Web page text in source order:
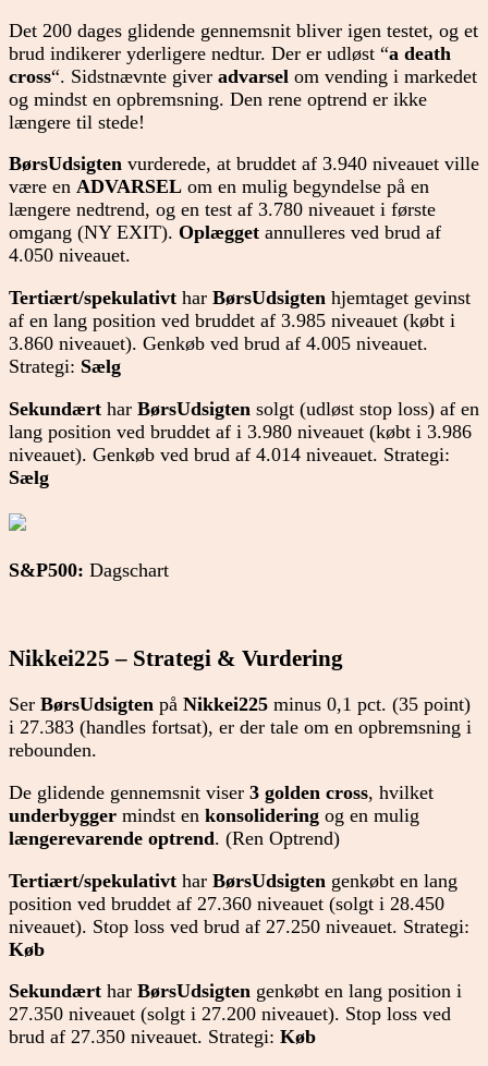
Det 200 dages glidende gennemsnit bliver igen testet, og et
brud indikerer yderligere nedtur. Der er udløst “a death
cross“. Sidstnævnte giver advarsel om vending i markedet
og mindst en opbremsning. Den rene optrend er ikke
længere til stede!
BørsUdsigten vurderede, at bruddet af 3.940 niveauet ville
være en ADVARSEL om en mulig begyndelse på en
længere nedtrend, og en test af 3.780 niveauet i første
omgang (NY EXIT). Oplægget annulleres ved brud af
4.050 niveauet.
Tertiært/spekulativt har BørsUdsigten hjemtaget gevinst
af en lang position ved bruddet af 3.985 niveauet (købt i
3.860 niveauet). Genkøb ved brud af 4.005 niveauet.
Strategi: Sælg
Sekundært har BørsUdsigten solgt (udløst stop loss) af en
lang position ved bruddet af i 3.980 niveauet (købt i 3.986
niveauet). Genkøb ved brud af 4.014 niveauet. Strategi:
Sælg
S&P500: Dagschart
Nikkei225 – Strategi & Vurdering
Ser BørsUdsigten på Nikkei225 minus 0,1 pct. (35 point)
i 27.383 (handles fortsat), er der tale om en opbremsning i
rebounden.
De glidende gennemsnit viser 3 golden cross, hvilket
underbygger mindst en konsolidering og en mulig
længerevarende optrend. (Ren Optrend)
Tertiært/spekulativt har BørsUdsigten genkøbt en lang
position ved bruddet af 27.360 niveauet (solgt i 28.450
niveauet). Stop loss ved brud af 27.250 niveauet. Strategi:
Køb
Sekundært har BørsUdsigten genkøbt en lang position i
27.350 niveauet (solgt i 27.200 niveauet). Stop loss ved
brud af 27.350 niveauet. Strategi: Køb